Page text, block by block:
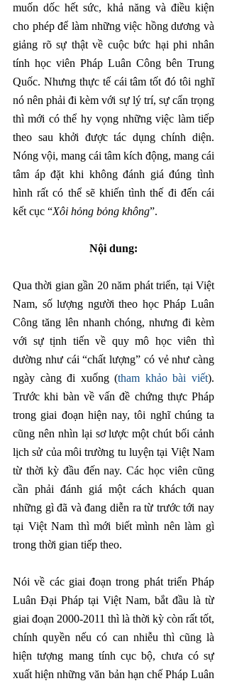
muốn dốc hết sức, khả năng và điều kiện
cho phép để làm những việc hồng dương và
giảng rõ sự thật về cuộc bức hại phi nhân
tính học viên Pháp Luân Công bên Trung
Quốc. Nhưng thực tế cái tâm tốt đó tôi nghĩ
nó nên phải đi kèm với sự lý trí, sự cẩn trọng
thì mới có thể hy vọng những việc làm tiếp
theo sau khởi được tác dụng chính diện.
Nóng vội, mang cái tâm kích động, mang cái
tâm áp đặt khi không đánh giá đúng tình
hình rất có thể sẽ khiến tình thế đi đến cái
kết cục “Xôi hỏng bỏng không”.
Nội dung:
Qua thời gian gần 20 năm phát triển, tại Việt
Nam, số lượng người theo học Pháp Luân
Công tăng lên nhanh chóng, nhưng đi kèm
với sự tịnh tiến về quy mô học viên thì
dường như cái “chất lượng” có vẻ như càng
ngày càng đi xuống (tham khảo bài viết).
Trước khi bàn về vấn đề chứng thực Pháp
trong giai đoạn hiện nay, tôi nghĩ chúng ta
cũng nên nhìn lại sơ lược một chút bối cảnh
lịch sử của môi trường tu luyện tại Việt Nam
từ thời kỳ đầu đến nay. Các học viên cũng
cần phải đánh giá một cách khách quan
những gì đã và đang diễn ra từ trước tới nay
tại Việt Nam thì mới biết mình nên làm gì
trong thời gian tiếp theo.
Nói về các giai đoạn trong phát triển Pháp
Luân Đại Pháp tại Việt Nam, bắt đầu là từ
giai đoạn 2000-2011 thì là thời kỳ còn rất tốt,
chính quyền nếu có can nhiễu thì cũng là
hiện tượng mang tính cục bộ, chưa có sự
xuất hiện những văn bản hạn chế Pháp Luân